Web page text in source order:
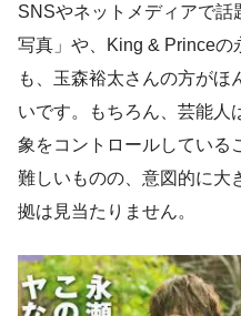
SNSやネットメディアで話
写真」や、King & Princeの
も、玉森裕太さんの方がほ
いです。もちろん、芸能人
象をコントロールしている
難しいものの、意図的に大
拠は見当たりません。